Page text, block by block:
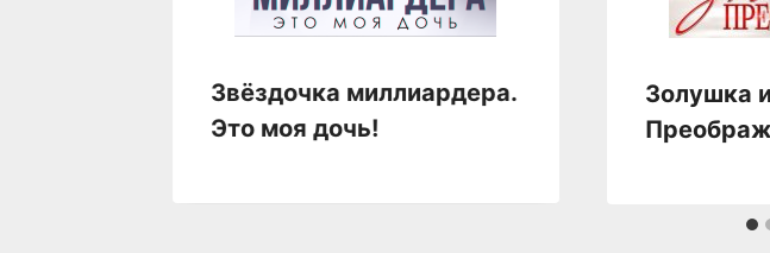
Звёздочка миллиардера.
Это моя дочь!
Золушка